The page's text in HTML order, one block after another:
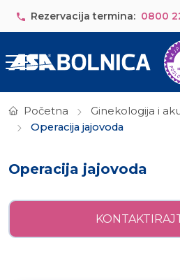
Rezervacija termina: 0800
Početna
Ginekologija i
Operacija jajovoda
Operacija jajovoda